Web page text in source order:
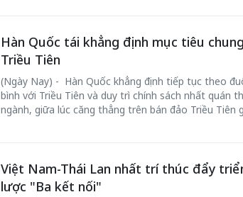
Hàn Quốc tái khẳng định mục tiêu
Triều Tiên
(Ngày Nay) - Hàn Quốc khẳng định tiếp tục theo
bình với Triều Tiên và duy trì chính sách nhất quán
ngành, giữa lúc căng thẳng trên bán đảo Triều Tiên
Việt Nam-Thái Lan nhất trí thúc đẩy
lược "Ba kết nối"